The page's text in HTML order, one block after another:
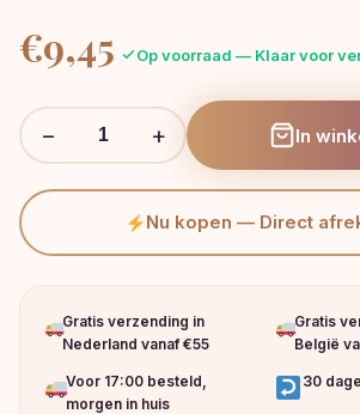
€9,45 Op voorraad — Klaar voor
− + In
Nu kopen — Direct
Gratis verzending in
Nederland vanaf €55
Gratis
België
Voor 17:00 besteld,
morgen in huis
30